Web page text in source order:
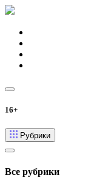
16+
Рубрики
Все рубрики